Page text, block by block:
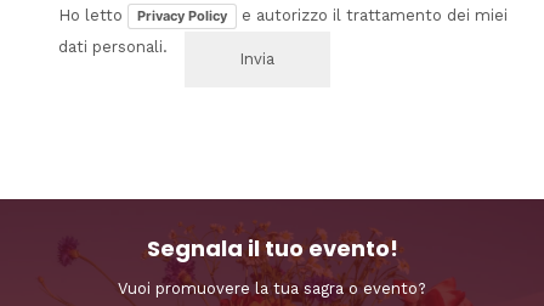
Ho letto Privacy Policy
e autorizzo il trattamento dei miei
dati personali.
Segnala il tuo evento!
Vuoi promuovere la tua sagra o evento?